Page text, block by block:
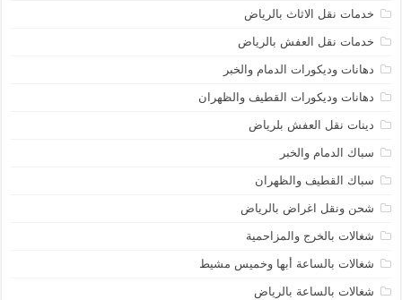
خدمات نقل الاثاث بالرياض
خدمات نقل العفش بالرياض
دهانات وديكورات الدمام والخبر
دهانات وديكورات القطيف والظهران
دينات نقل العفش بلرياض
سباك الدمام والخبر
سباك القطيف والظهران
شحن ونقل اغراض بالرياض
شغالات بالخرج والمزاحمية
شغالات بالساعة أبها وخميس مشيط
شغالات بالساعة بالرياض